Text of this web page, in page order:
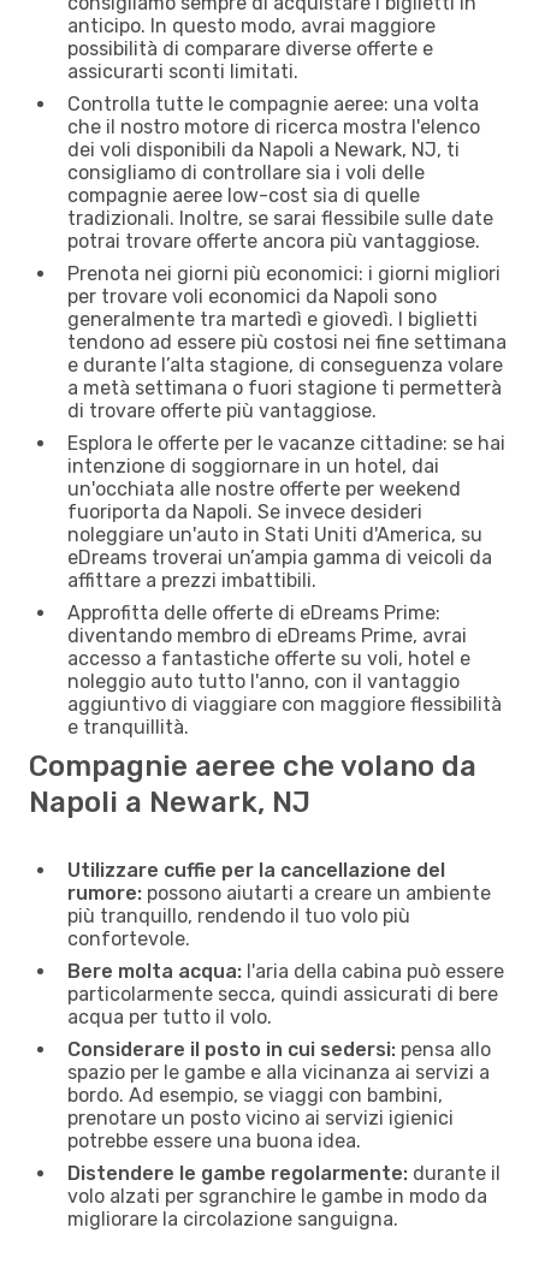
anticipo. In questo modo, avrai maggiore
possibilità di comparare diverse offerte e
assicurarti sconti limitati.
Controlla tutte le compagnie aeree: una volta
che il nostro motore di ricerca mostra l'elenco
dei voli disponibili da Napoli a Newark, NJ, ti
consigliamo di controllare sia i voli delle
compagnie aeree low-cost sia di quelle
tradizionali. Inoltre, se sarai flessibile sulle date
potrai trovare offerte ancora più vantaggiose.
Prenota nei giorni più economici: i giorni migliori
per trovare voli economici da Napoli sono
generalmente tra martedì e giovedì. I biglietti
tendono ad essere più costosi nei fine settimana
e durante l’alta stagione, di conseguenza volare
a metà settimana o fuori stagione ti permetterà
di trovare offerte più vantaggiose.
Esplora le offerte per le vacanze cittadine: se hai
intenzione di soggiornare in un hotel, dai
un'occhiata alle nostre offerte per weekend
fuoriporta da Napoli. Se invece desideri
noleggiare un'auto in Stati Uniti d'America, su
eDreams troverai un’ampia gamma di veicoli da
affittare a prezzi imbattibili.
Approfitta delle offerte di eDreams Prime:
diventando membro di eDreams Prime, avrai
accesso a fantastiche offerte su voli, hotel e
noleggio auto tutto l'anno, con il vantaggio
aggiuntivo di viaggiare con maggiore flessibilità
e tranquillità.
Compagnie aeree che volano da
Napoli a Newark, NJ
Utilizzare cuffie per la cancellazione del
rumore: possono aiutarti a creare un ambiente
più tranquillo, rendendo il tuo volo più
confortevole.
Bere molta acqua: l'aria della cabina può essere
particolarmente secca, quindi assicurati di bere
acqua per tutto il volo.
Considerare il posto in cui sedersi: pensa allo
spazio per le gambe e alla vicinanza ai servizi a
bordo. Ad esempio, se viaggi con bambini,
prenotare un posto vicino ai servizi igienici
potrebbe essere una buona idea.
Distendere le gambe regolarmente: durante il
volo alzati per sgranchire le gambe in modo da
migliorare la circolazione sanguigna.